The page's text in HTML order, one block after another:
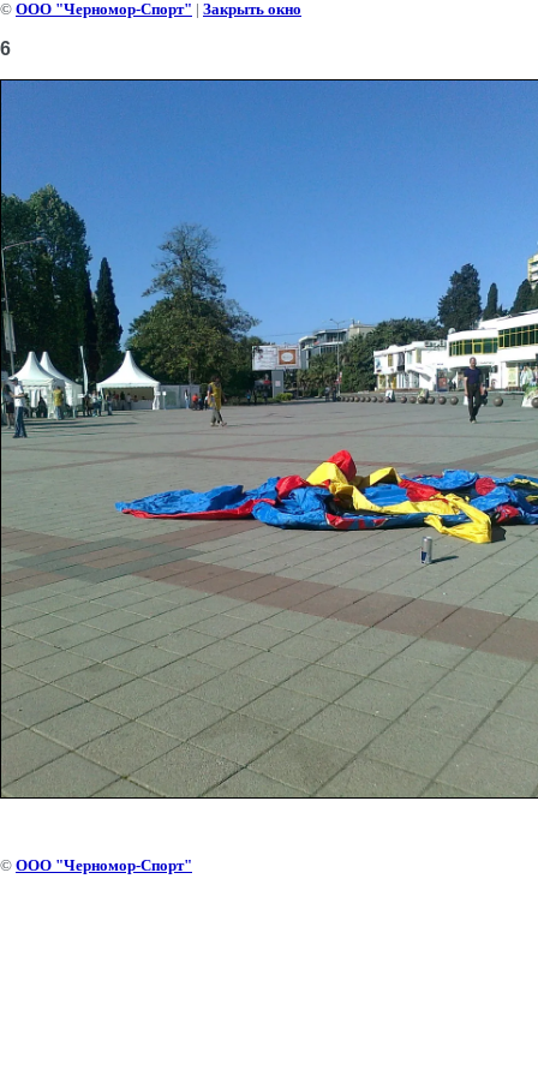
© ООО "Черномор-Спорт" | Закрыть окно
6
© ООО "Черномор-Спорт"